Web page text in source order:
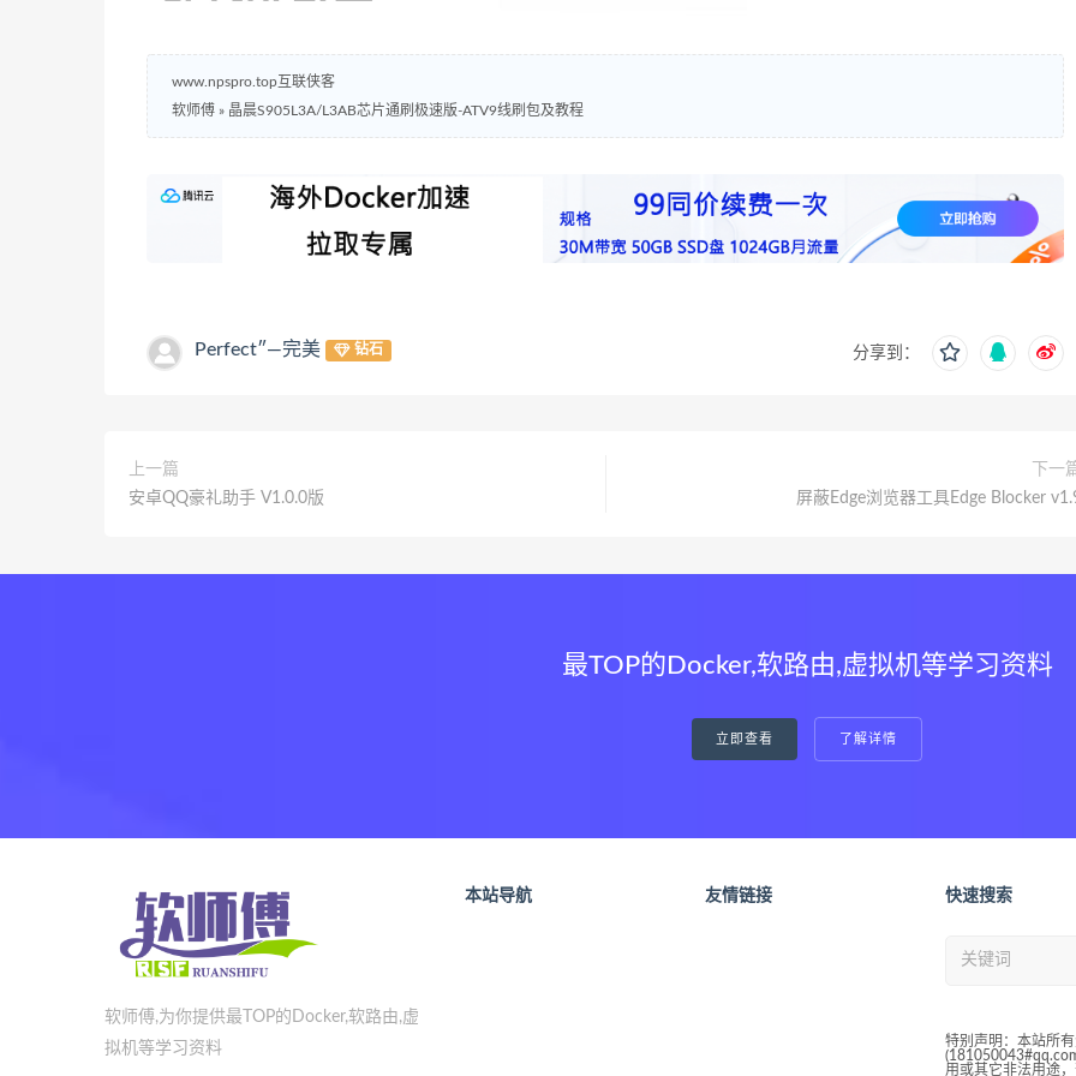
www.npspro.top互联侠客
软师傅 » 晶晨S905L3A/L3AB芯片通刷极速版-ATV9线刷包及教程
Perfect″—完美 钻石 分享到：
上一篇
安卓QQ豪礼助手 V1.0.0版
下一
屏蔽Edge浏览器工具Edge Blocker
最TOP的Docker,软路由,虚拟机等学习资料
立即查看 了解详情
软师傅,为你提供最TOP的Docker,软路由,虚
拟机等学习资料
本站导航 友情链接 快速搜索
特别声明：本站所
用或其它非法用途